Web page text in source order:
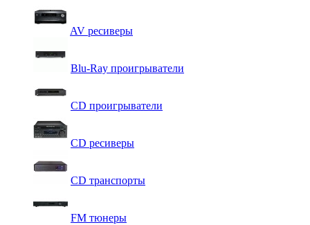
AV ресиверы
Blu-Ray проигрыватели
CD проигрыватели
CD ресиверы
CD транспорты
FM тюнеры